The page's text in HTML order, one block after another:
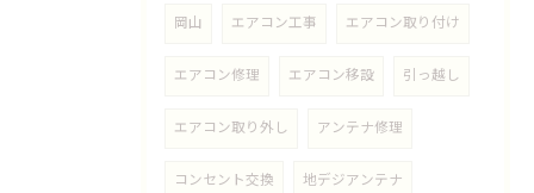
岡山 エアコン工事 エアコン取り付け
エアコン修理 エアコン移設 引っ越し
エアコン取り外し アンテナ修理
コンセント交換 地デジアンテナ